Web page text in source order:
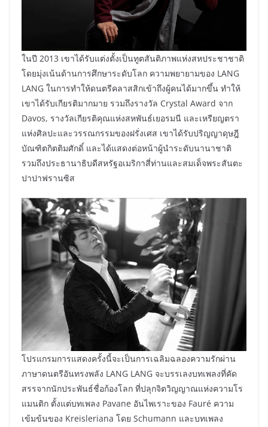
ในปี 2013 เขาได้รับแต่งตั้งเป็นทูตสันติภาพแห่งสหประชาชาติ
โดยมุ่งเน้นด้านการศึกษาระดับโลก ความพยายามของ LANG
LANG ในการทำให้ดนตรีคลาสสิกเข้าถึงผู้คนได้มากขึ้น ทำให้
เขาได้รับเกียรติมากมาย รวมถึงรางวัล Crystal Award จาก
Davos, รางวัลเกียรติคุณแห่งสหพันธ์เยอรมนี และเหรียญตรา
แห่งศิลปะและวรรณกรรมของฝรั่งเศส เขาได้รับปริญญาดุษฎี
บัณฑิตกิตติมศักดิ์ และได้แสดงต่อหน้าผู้นำระดับนานาชาติ
รวมถึงประธานาธิบดีสหรัฐอเมริกาสี่ท่านและสมเด็จพระสันตะ
ปาปาฟรานซิส
โปรแกรมการแสดงครั้งนี้จะเป็นการเฉลิมฉลองความรักผ่าน
ภาษาดนตรีอันทรงพลัง LANG LANG จะบรรเลงบทเพลงที่คัด
สรรจากนักประพันธ์ชื่อก้องโลก ที่ปลุกจิตวิญญาณแห่งความโร
แมนติก ตั้งแต่บทเพลง Pavane อันไพเราะของ Fauré ความ
เข้มข้นของ Kreisleriana โดย Schumann และบทเพลง